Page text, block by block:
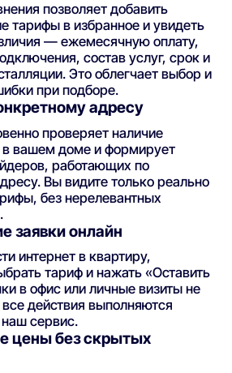
позволяет добавить
тарифы в избранное и увидеть
— ежемесячную оплату,
состав услуг, срок и
Это облегчает выбор и
при подборе.
адресу
проверяет наличие
вашем доме и формирует
работающих по
Вы видите только реально
без нерелевантных
заявки онлайн
интернет в квартиру,
тариф и нажать «Оставить
в офис или личные визиты не
действия выполняются
сервис.
цены без скрытых